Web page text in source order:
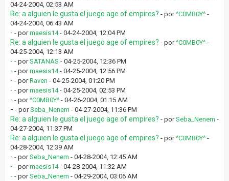
04-24-2004, 02:53 AM
Re: a alguien le gusta el juego age of empires? - por^C0MB0Y^ -
04-24-2004, 06:43 AM
- - pormaesis14- 04-24-2004, 12:04 PM
Re: a alguien le gusta el juego age of empires? - por^C0MB0Y^ -
04-25-2004, 12:13 AM
- - porSATANAS - 04-25-2004, 12:36 PM
- - pormaesis14- 04-25-2004, 12:56 PM
- - porRaven - 04-25-2004, 01:20 PM
- - pormaesis14- 04-25-2004, 02:53 PM
- - por^C0MB0Y^ - 04-26-2004, 01:15 AM
- - porSeba_Nenem - 04-27-2004, 11:36 PM
Re: a alguien le gusta el juego age of empires? - porSeba_Nenem -
04-27-2004, 11:37 PM
Re: a alguien le gusta el juego age of empires? - por^C0MB0Y^ -
04-28-2004, 12:39 AM
- - porSeba_Nenem - 04-28-2004, 12:45 AM
- - pormaesis14- 04-28-2004, 11:32 AM
- - porSeba_Nenem - 04-29-2004, 03:06 AM